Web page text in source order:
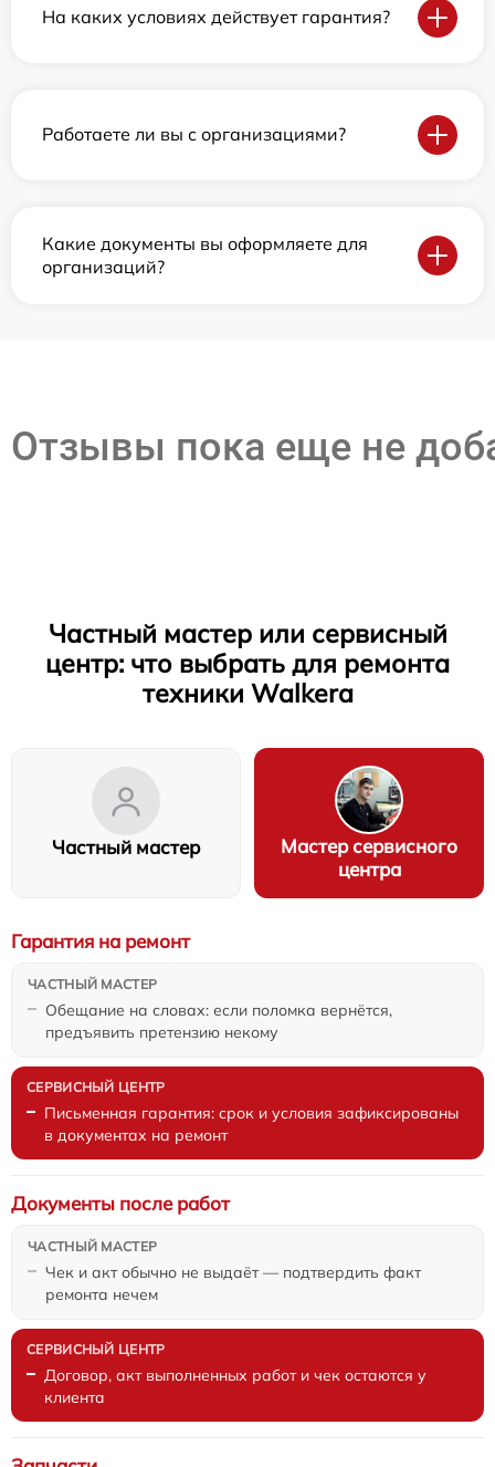
На каких условиях действует гарантия?
Работаете ли вы с организациями?
Какие документы вы оформляете для
организаций?
Отзывы пока еще не
Частный мастер или сервисный
центр: что выбрать для ремонта
техники Walkera
Частный мастер
Мастер сервисного
центра
Обещание на словах: если поломка вернётся,
предъявить претензию некому
Гарантия на ремонт
Письменная гарантия: срок и условия зафиксированы
в документах на ремонт
Чек и акт обычно не выдаёт — подтвердить факт
ремонта нечем
Документы после работ
Договор, акт выполненных работ и чек остаются у
клиента